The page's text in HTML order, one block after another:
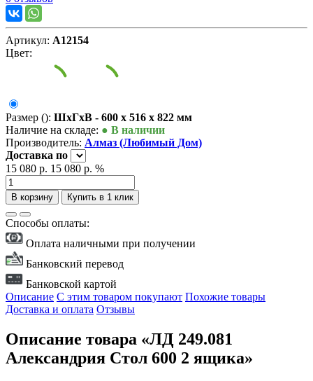
Артикул: А12154
Цвет:
Размер (): ШxГxВ - 600 x 516 x 822 мм
Наличие на складе: ● В наличии
Производитель: Алмаз (Любимый Дом)
Доставка по
15 080 р. 15 080 р. %
В корзину Купить в 1 клик
Способы оплаты:
Оплата наличными при получении
Банковский перевод
Банковской картой
Описание С этим товаром покупают Похожие товары
Доставка и оплата Отзывы
Описание товара «ЛД 249.081
Александрия Стол 600 2 ящика»